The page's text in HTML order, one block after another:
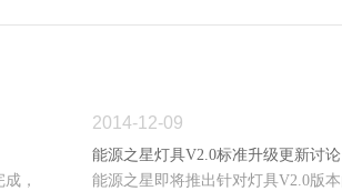
，
2014-12-09
能源之星灯具V2.0标准升级更新讨论
能源之星即将推出针对灯具V2.0版